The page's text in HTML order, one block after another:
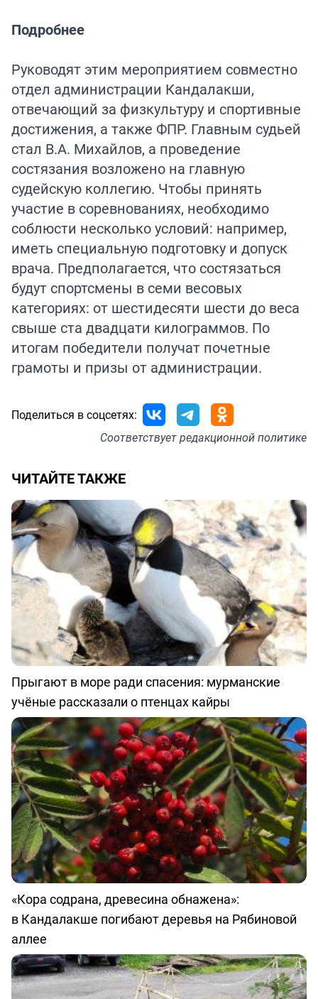
Подробнее
Руководят этим мероприятием совместно
отдел администрации Кандалакши,
отвечающий за физкультуру и спортивные
достижения, а также ФПР. Главным судьей
стал В.А. Михайлов, а проведение
состязания возложено на главную
судейскую коллегию. Чтобы принять
участие в соревнованиях, необходимо
соблюсти несколько условий: например,
иметь специальную подготовку и допуск
врача. Предполагается, что состязаться
будут спортсмены в семи весовых
категориях: от шестидесяти шести до веса
свыше ста двадцати килограммов. По
итогам победители получат почетные
грамоты и призы от администрации.
Поделиться в соцсетях:
Соответствуетредакционной политике
ЧИТАЙТЕ ТАКЖЕ
Прыгают в море ради спасения: мурманские
учёные рассказали о птенцах кайры
«Кора содрана, древесина обнажена»:
в Кандалакше погибают деревья на Рябиновой
аллее